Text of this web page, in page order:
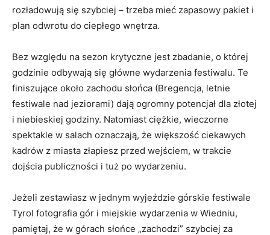
rozładowują się szybciej – trzeba mieć zapasowy pakiet i
plan odwrotu do ciepłego wnętrza.
Bez względu na sezon krytyczne jest zbadanie, o której
godzinie odbywają się główne wydarzenia festiwalu. Te
finiszujące około zachodu słońca (Bregencja, letnie
festiwale nad jeziorami) dają ogromny potencjał dla złotej
i niebieskiej godziny. Natomiast ciężkie, wieczorne
spektakle w salach oznaczają, że większość ciekawych
kadrów z miasta złapiesz przed wejściem, w trakcie
dojścia publiczności i tuż po wydarzeniu.
Jeżeli zestawiasz w jednym wyjeździe górskie festiwale
Tyrol fotografia gór i miejskie wydarzenia w Wiedniu,
pamiętaj, że w górach słońce „zachodzi” szybciej za